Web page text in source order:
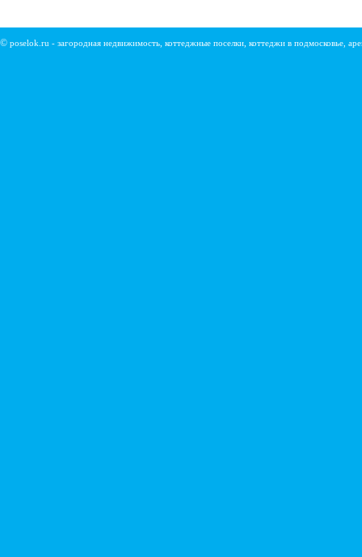
© poselok.ru - загородная недвижимость, коттеджные поселки, коттеджи в подмосковье,